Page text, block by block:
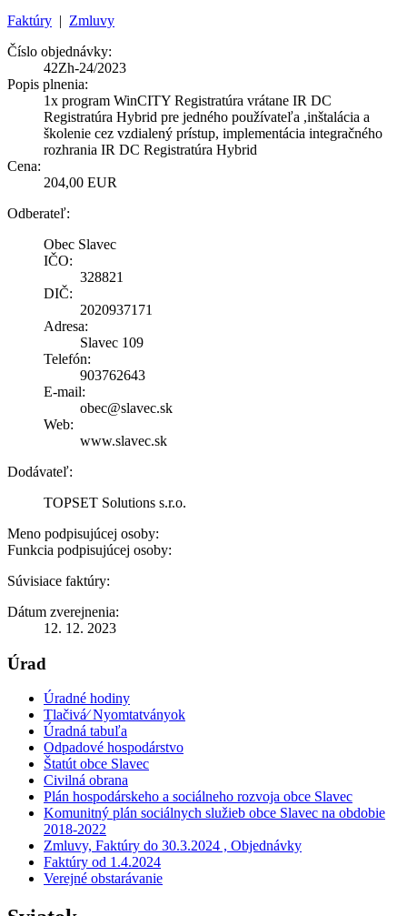
Faktúry | Zmluvy
Číslo objednávky:
42Zh-24/2023
Popis plnenia:
1x program WinCITY Registratúra vrátane IR DC
Registratúra Hybrid pre jedného používateľa ,inštalácia a
školenie cez vzdialený prístup, implementácia integračného
rozhrania IR DC Registratúra Hybrid
Cena:
204,00 EUR
Odberateľ:
Obec Slavec
IČO:
328821
DIČ:
2020937171
Adresa:
Slavec 109
Telefón:
903762643
E-mail:
obec@slavec.sk
Web:
www.slavec.sk
Dodávateľ:
TOPSET Solutions s.r.o.
Meno podpisujúcej osoby:
Funkcia podpisujúcej osoby:
Súvisiace faktúry:
Dátum zverejnenia:
12. 12. 2023
Úrad
Úradné hodiny
Tlačivá⁄ Nyomtatványok
Úradná tabuľa
Odpadové hospodárstvo
Štatút obce Slavec
Civilná obrana
Plán hospodárskeho a sociálneho rozvoja obce Slavec
Komunitný plán sociálnych služieb obce Slavec na obdobie
2018-2022
Zmluvy, Faktúry do 30.3.2024 , Objednávky
Faktúry od 1.4.2024
Verejné obstarávanie